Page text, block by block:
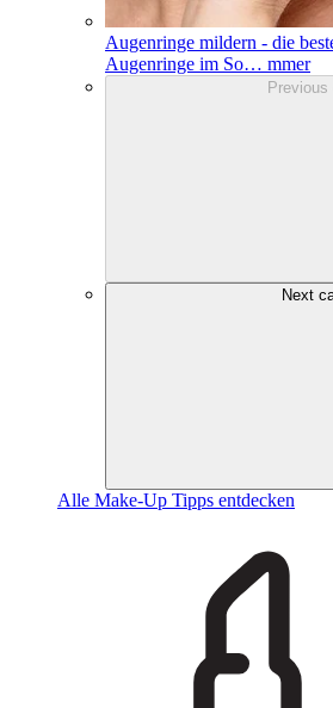
Augenringe mildern - die
Augenringe im So… mmer
Previous
Next
Alle Make-Up Tipps entdecken